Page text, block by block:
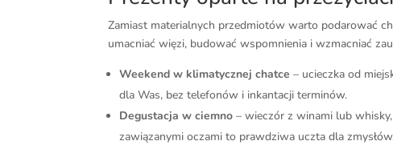
Zamiast materialnych przedmiotów warto podarować
umacniać więzi, budować wspomnienia i wzmacniać
Weekend w klimatycznej chatce – ucieczka od
dla Was, bez telefonów i inkantacji terminów.
Degustacja w ciemno – wieczór z winami lub
zawiązanymi oczami to prawdziwa uczta dla